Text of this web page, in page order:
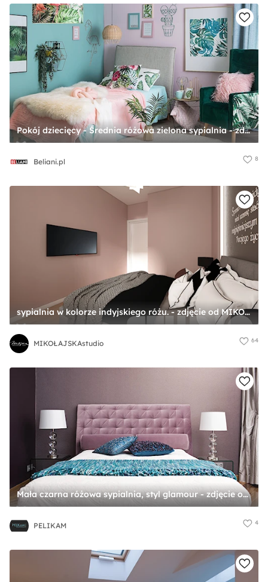
Pokój dziecięcy - Średnia różowa zielona sypialnia - zdjęcie od Beliani.pl
Beliani.pl 8
sypialnia w kolorze indyjskiego różu. - zdjęcie od MIKOŁAJSKAstudio
MIKOŁAJSKAstudio 64
Mała czarna różowa sypialnia, styl glamour - zdjęcie od PELIKAM
PELIKAM 4